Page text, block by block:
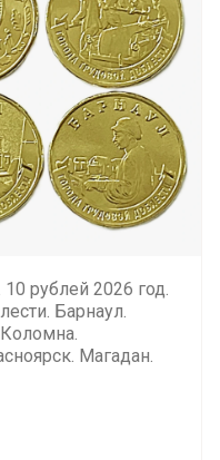
рублей 2026 год.
Барнаул.
Магадан.